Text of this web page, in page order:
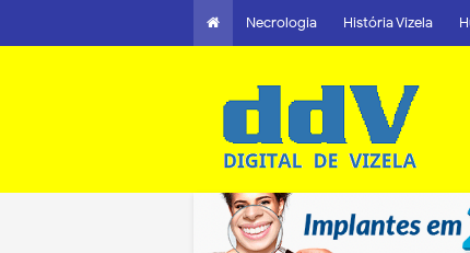
Necrologia História Vizela